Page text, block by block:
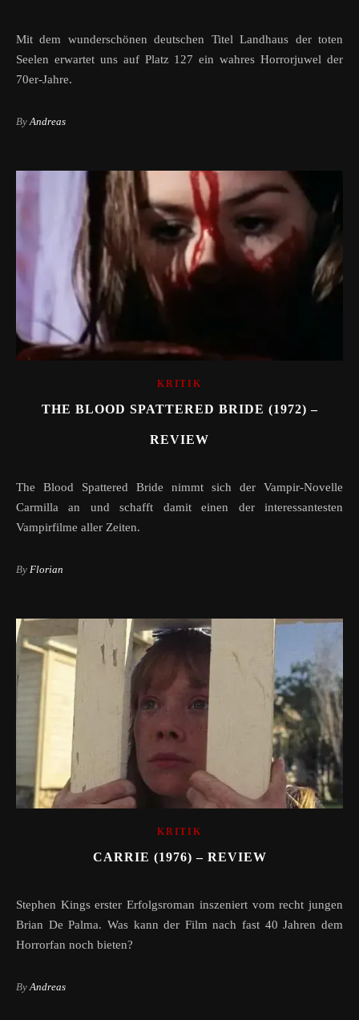
Mit dem wunderschönen deutschen Titel Landhaus der toten
Seelen erwartet uns auf Platz 127 ein wahres Horrorjuwel der
70er-Jahre.
ByAndreas
KRITIK
THE BLOOD SPATTERED BRIDE (1972) –
REVIEW
The Blood Spattered Bride nimmt sich der Vampir-Novelle
Carmilla an und schafft damit einen der interessantesten
Vampirfilme aller Zeiten.
By Florian
KRITIK
CARRIE (1976) – REVIEW
Stephen Kings erster Erfolgsroman inszeniert vom recht jungen
Brian De Palma. Was kann der Film nach fast 40 Jahren dem
Horrorfan noch bieten?
By Andreas